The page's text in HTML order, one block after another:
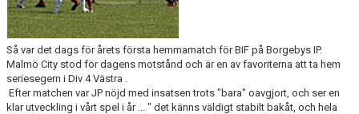
Så var det dags för årets första hemmamatch för BIF på Borgebys IP.
Malmö City stod för dagens motstånd och är en av favoriterna att ta hem
seriesegern i Div 4 Västra .
Efter matchen var JP nöjd med insatsen trots "bara" oavgjort, och ser en
klar utveckling i vårt spel i år ... " det känns väldigt stabilt bakåt, och hela